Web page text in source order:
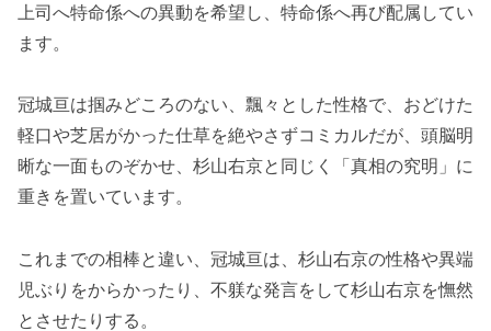
上司へ特命係への異動を希望し、特命係へ再び配属してい
ます。
冠城亘は掴みどころのない、飄々とした性格で、おどけた
軽口や芝居がかった仕草を絶やさずコミカルだが、頭脳明
晰な一面ものぞかせ、杉山右京と同じく「真相の究明」に
重きを置いています。
これまでの相棒と違い、冠城亘は、杉山右京の性格や異端
児ぶりをからかったり、不躾な発言をして杉山右京を憮然
とさせたりする。